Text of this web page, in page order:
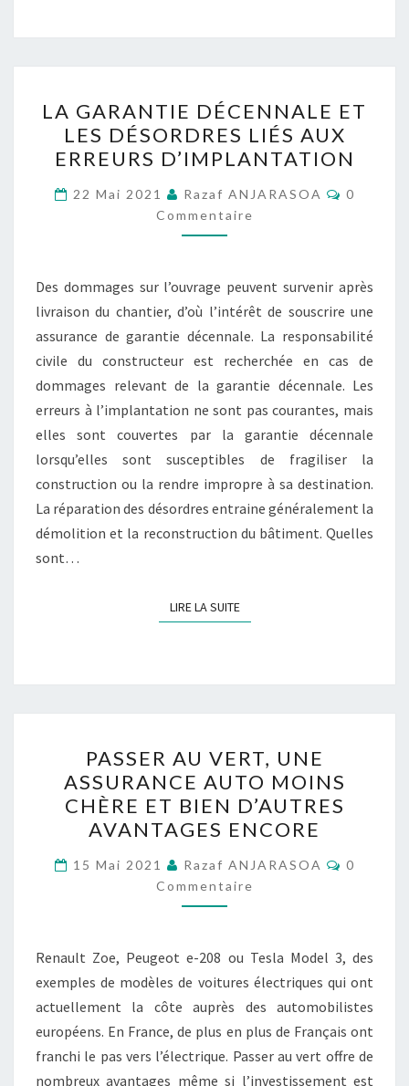
GARANTIE
DÉCENNALE
ET
LES
DÉSORDRES
LIÉS
ERREURS
D’IMPLANTATION
LA GARANTIE DÉCENNALE ET
LES DÉSORDRES LIÉS AUX
ERREURS D’IMPLANTATION
22 Mai 2021 Razaf ANJARASOA
0
Commentaire
Des dommages sur l’ouvrage peuvent survenir après
livraison du chantier, d’où l’intérêt de souscrire une
assurance de garantie décennale. La responsabilité
civile du constructeur est recherchée en cas de
dommages relevant de la garantie décennale. Les
erreurs à l’implantation ne sont pas courantes, mais
elles sont couvertes par la garantie décennale
lorsqu’elles sont susceptibles de fragiliser la
construction ou la rendre impropre à sa destination.
La réparation des désordres entraine généralement la
démolition et la reconstruction du bâtiment. Quelles
sont…
LIRE LA SUITELIRE LA SUITE
AU
VERT,
UNE
ASSURANCE
AUTO
MOINS
CHÈRE
BIEN
D’AUTRES
AVANTAGES
ENCORE
PASSER AU VERT, UNE
ASSURANCE AUTO MOINS
CHÈRE ET BIEN D’AUTRES
AVANTAGES ENCORE
15 Mai 2021 Razaf ANJARASOA
0
Commentaire
Renault Zoe, Peugeot e-208 ou Tesla Model 3, des
exemples de modèles de voitures électriques qui ont
actuellement la côte auprès des automobilistes
européens. En France, de plus en plus de Français ont
franchi le pas vers l’électrique. Passer au vert offre de
nombreux avantages même si l’investissement est